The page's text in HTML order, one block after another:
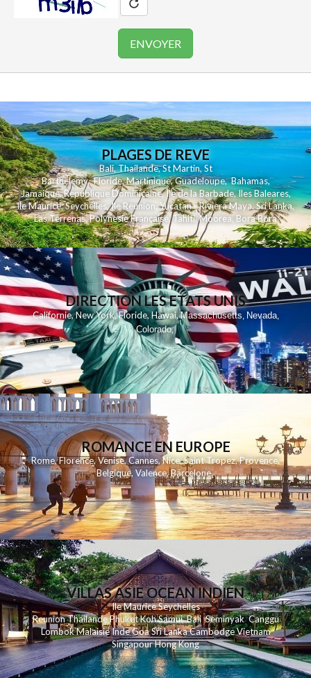
PLAGES DE REVE
Bali,Thailande,St Martin,St
Barthelemy,Floride,Martinique,Guadeloupe,Bahamas,
Jamaique,Republique Dominicaine,Ile de la Barbade,Iles Baleares,
Ile Maurice,Seychelles,Ile Reunion,Yucatan - Riviera Maya,Sri Lanka,
Las Terrenas,Polynesie Française,Tahiti,Moorea, Bora Bora
DIRECTION LES ETATS UNIS
Californie,New York,Floride,Hawai,Massachusetts, Nevada,
Colorado,
ROMANCE EN EUROPE
Rome,Florence,Venise,Cannes,Nice,Saint Tropez,Provence,
Belgique,Valence,Barcelone,
VILLAS ASIE OCEAN INDIEN
Ile MauriceSeychelles
ReunionThailandePhuketKohSamui Bali SeminyakCanggu
LombokMalaisieIndeGoaSri LankaCambodgeVietnam
SingapourHong Kong